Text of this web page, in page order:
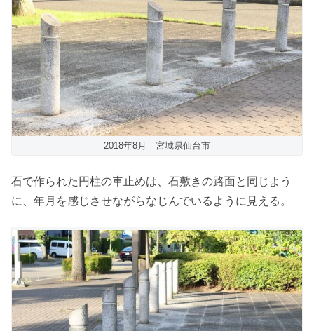
2018年8月 宮城県仙台市
石で作られた円柱の車止めは、石敷きの路面と同じよう
に、年月を感じさせながらなじんでいるように見える。